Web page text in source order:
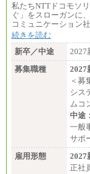
私たちNTTドコモソ
ぐ」をスローガンに
コミュニケーション
続きを読む
新卒／中途
2027
募集職種
2027
＜
シス
ムコ
中途：
一般
サポ
雇用形態
2027
正社